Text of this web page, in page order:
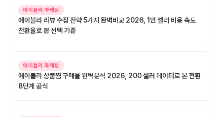
에이블리 마케팅
에이블리 리뷰 수집 전략 5가지 완벽비교 2026, 1인 셀러 비용 속도
전환율로 본 선택 기준
에이블리 마케팅
에이블리 상품찜 구매율 완벽분석 2026, 200 셀러 데이터로 본 전환
8단계 공식